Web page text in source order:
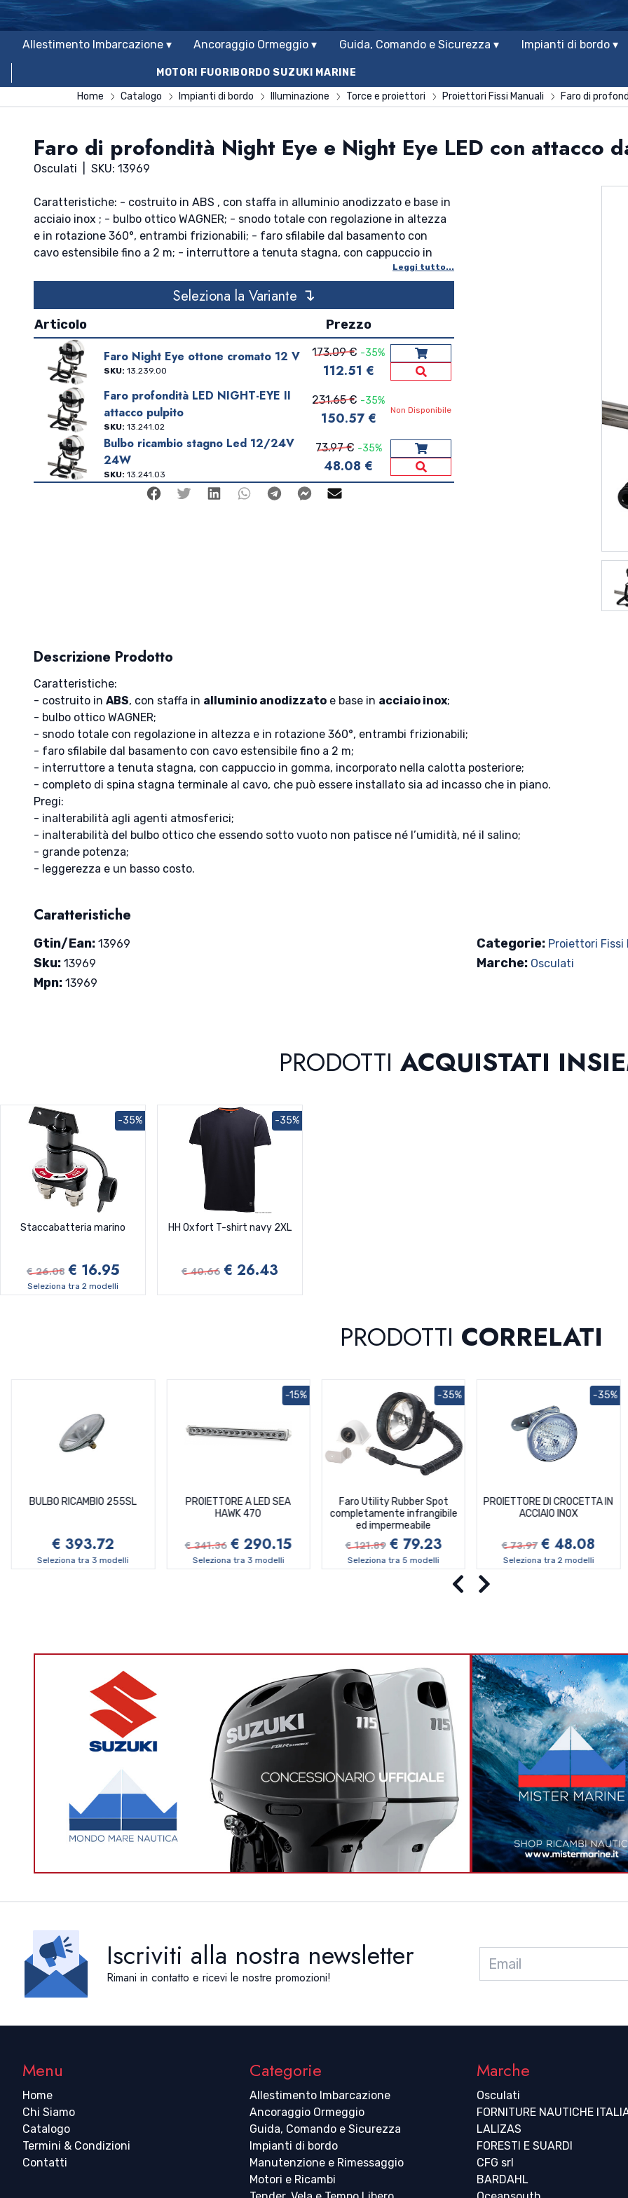
Allestimento Imbarcazione ▾ Ancoraggio Ormeggio ▾ Guida, Comando e Sicurezza ▾ Impianti di bordo ▾
MOTORI FUORIBORDO SUZUKI MARINE
Home Catalogo Impianti di bordo Illuminazione Torce e proiettori Proiettori Fissi Manuali Faro di
Faro di profondità Night Eye e Night Eye LED con attacco
Osculati SKU: 13969
Caratteristiche: - costruito in ABS , con staffa in alluminio anodizzato e base in
acciaio inox ; - bulbo ottico WAGNER; - snodo totale con regolazione in altezza
e in rotazione 360°, entrambi frizionabili; - faro sfilabile dal basamento con
cavo estensibile fino a 2 m; - interruttore a tenuta stagna, con cappuccio in
gomma, incorporato nella calotta posteriore; - completo di spina stagna
terminale al cavo, che può essere installato sia ad incasso che in piano. Pregi: -
inalterabilità agli agenti atmosferici; - inalterabilità del bulbo ottico che
essendo sotto vuoto non patisce né l’umidità, né il salino; - grande potenza; -
leggerezza e un basso costo.
Leggi tutto...
Seleziona la Variante ↴
Articolo Prezzo
Faro Night Eye ottone cromato 12 V
SKU: 13.239.00
173.09 € -35%
112.51 €
Aggiungi al carrello
Vedi Dettagli
Faro profondità LED NIGHT-EYE II
attacco pulpito
SKU: 13.241.02
231.65 € -35%
150.57 € Non Disponibile
Bulbo ricambio stagno Led 12/24V
24W
SKU: 13.241.03
73.97 € -35%
48.08 €
Aggiungi al carrello
Vedi Dettagli
FacebookTwitterLinkedinWhatsappTelegramFacebook Messenger
Descrizione Prodotto
Caratteristiche:
- costruito in ABS, con staffa in alluminio anodizzato e base in acciaio inox;
- bulbo ottico WAGNER;
- snodo totale con regolazione in altezza e in rotazione 360°, entrambi frizionabili;
- faro sfilabile dal basamento con cavo estensibile fino a 2 m;
- interruttore a tenuta stagna, con cappuccio in gomma, incorporato nella calotta posteriore;
- completo di spina stagna terminale al cavo, che può essere installato sia ad incasso che in piano.
Pregi:
- inalterabilità agli agenti atmosferici;
- inalterabilità del bulbo ottico che essendo sotto vuoto non patisce né l’umidità, né il salino;
- grande potenza;
- leggerezza e un basso costo.
Caratteristiche
Gtin/Ean: 13969
Sku: 13969
Mpn: 13969
Categorie: Proiettori Fissi
Marche: Osculati
PRODOTTI ACQUISTATI
Staccabatteria marino
€ 26.08 € 16.95
-35%
Seleziona tra 2 modelli
HH Oxfort T-shirt navy 2XL
€ 40.66 € 26.43
-35%
PRODOTTI CORRELATI
BULBO RICAMBIO 255SL
€ 393.72
Seleziona tra 3 modelli
PROIETTORE A LED SEA
HAWK 470
€ 341.36 € 290.15
-15%
Seleziona tra 3 modelli
Faro Utility Rubber Spot
completamente infrangibile
ed impermeabile
€ 121.89 € 79.23
-35%
Seleziona tra 5 modelli
PROIETTORE DI CROCETTA IN
ACCIAIO INOX
€ 73.97 € 48.08
-35%
Seleziona tra 2 modelli
Iscriviti alla nostra newsletter
Rimani in contatto e ricevi le nostre promozioni!
Menu
Home
Chi Siamo
Catalogo
Termini & Condizioni
Contatti
Categorie
Allestimento Imbarcazione
Ancoraggio Ormeggio
Guida, Comando e Sicurezza
Impianti di bordo
Manutenzione e Rimessaggio
Motori e Ricambi
Marche
Osculati
FORNITURE NAUTICHE
LALIZAS
FORESTI E SUARDI
CFG srl
BARDAHL